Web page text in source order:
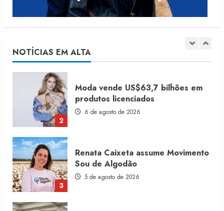
NOTÍCIAS EM ALTA
2
6 de agosto de 2026
3
Renata Caixeta assume Movimento
Sou de Algodão
5 de agosto de 2026
4
Fakini prevê R$345 milhões de
receita em 2026
4 de agosto de 2026